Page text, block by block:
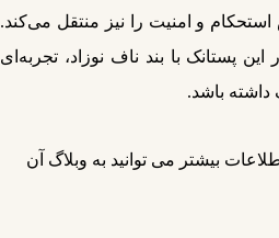
و امنیت را نیز منتقل می‌کند.
پستانک با بند ناف نوزاد، تجربه‌ای
باشد.
بیشتر می توانید به وبلاگ آن